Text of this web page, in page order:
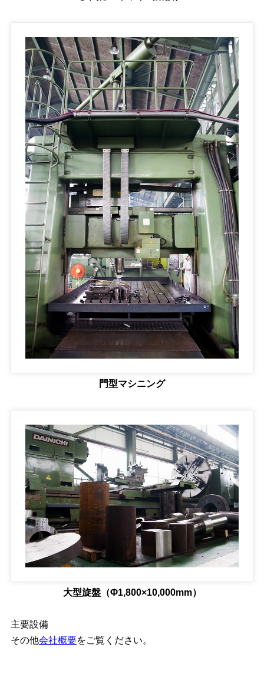
門型マシニング
大型旋盤（Φ1,800×10,000mm）
主要設備
その他会社概要をご覧ください。